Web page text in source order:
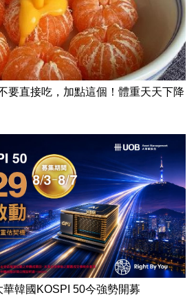
要直接吃，加點這個！體重天天下降
韓國KOSPI 50今強勢開募